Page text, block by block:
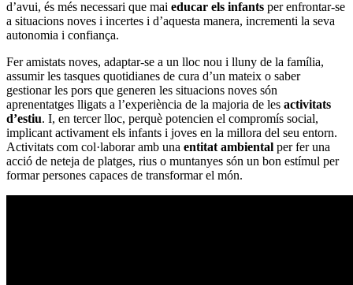
d’avui, és més necessari que mai educar els infants per enfrontar-se
a situacions noves i incertes i d’aquesta manera, incrementi la seva
autonomia i confiança.
Fer amistats noves, adaptar-se a un lloc nou i lluny de la família,
assumir les tasques quotidianes de cura d’un mateix o saber
gestionar les pors que generen les situacions noves són
aprenentatges lligats a l’experiència de la majoria de les activitats
d’estiu. I, en tercer lloc, perquè potencien el compromís social,
implicant activament els infants i joves en la millora del seu entorn.
Activitats com col·laborar amb una entitat ambiental per fer una
acció de neteja de platges, rius o muntanyes són un bon estímul per
formar persones capaces de transformar el món.